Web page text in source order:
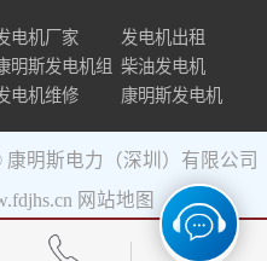
电机厂家
发电机出租
明斯发电机组 柴油发电机
电机维修 康明斯发电机
康明斯电力（深圳）有限公司
网站地图